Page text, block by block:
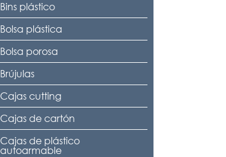
Bins plástico
Bolsa plástica
Bolsa porosa
Brújulas
Cajas cutting
Cajas de cartón
Cajas de plástico
autoarmable